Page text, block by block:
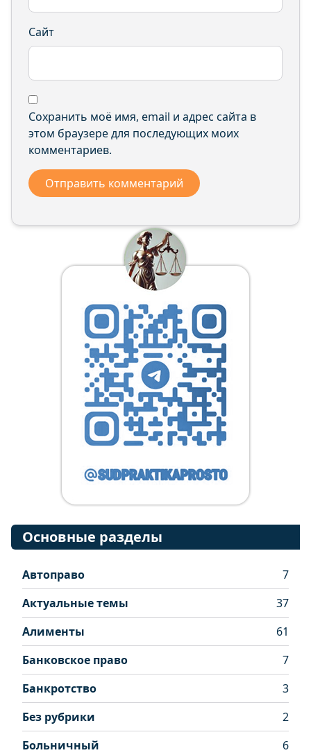
Сайт
Сохранить моё имя, email и адрес сайта в
этом браузере для последующих моих
комментариев.
Основные разделы
Автоправо
7
Актуальные темы
37
Алименты
61
Банковское право
7
Банкротство
3
Без рубрики
2
Больничный
6